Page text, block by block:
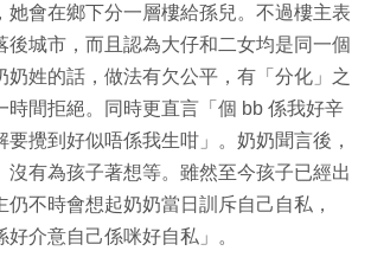
她會在鄉下分一層樓給孫兒。不過樓主表
後城市，而且認為大仔和二女均是同一個
奶姓的話，做法有欠公平，有「分化」之
時間拒絕。同時更直言「個 bb 係我好辛
要攪到好似唔係我生咁」。奶奶聞言後，
沒有為孩子著想等。雖然至今孩子已經出
仍不時會想起奶奶當日訓斥自己自私，
好介意自己係咪好自私」。